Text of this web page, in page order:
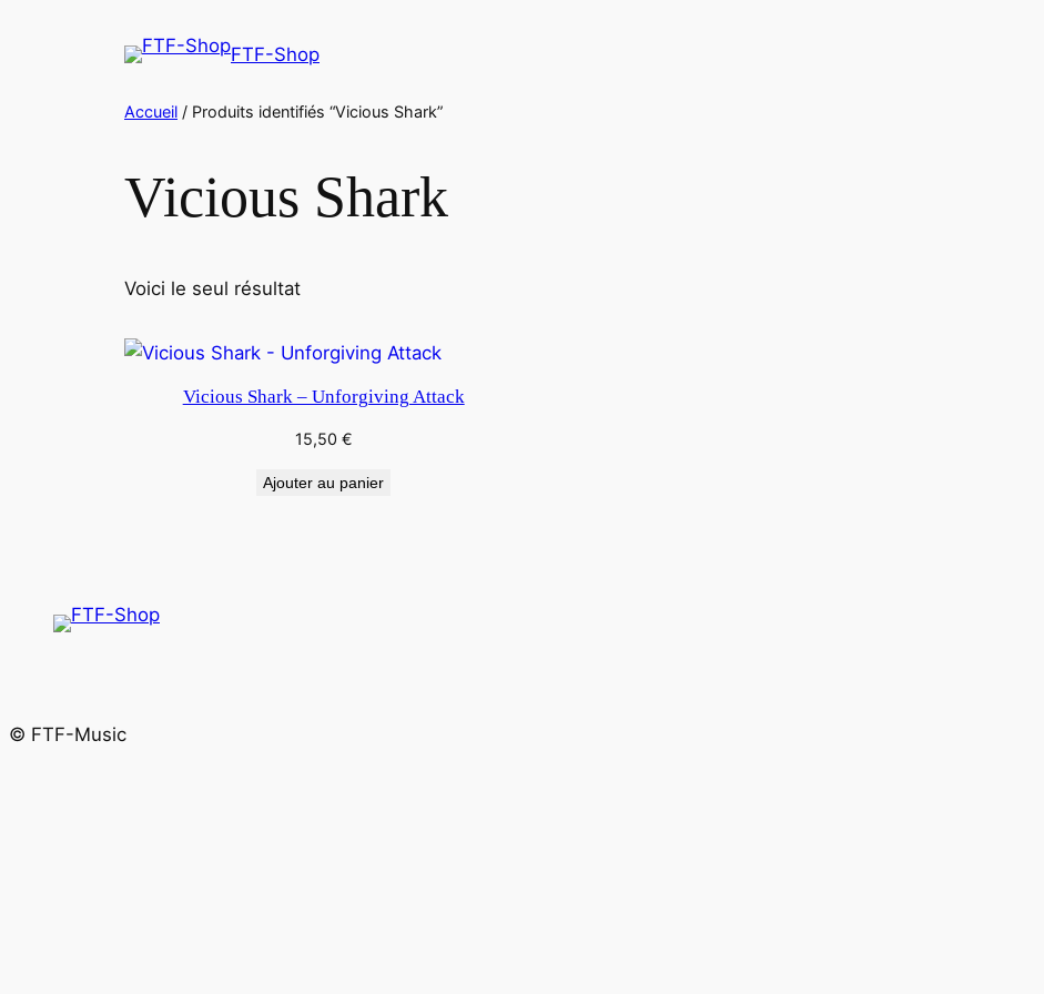
FTF-Shop
Accueil / Produits identifiés “Vicious Shark”
Vicious Shark
Voici le seul résultat
Vicious Shark – Unforgiving Attack
15,50 €
Ajouter au panier
© FTF-Music